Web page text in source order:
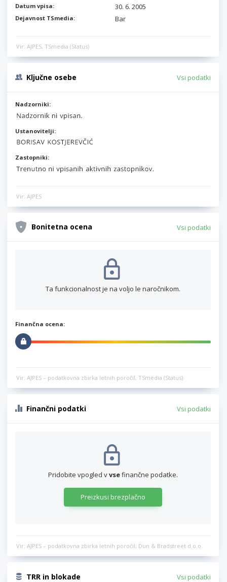
Datum vpisa: 30. 6. 2005
Dejavnost TSmedia: Bar
Vir: AJPES, TSmedia (Status)
Ključne osebe Vsi podatki
Nadzorniki:
Ustanovitelji:
Zastopniki:
Vir: AJPES
Bonitetna ocena Vsi podatki
Ta funkcionalnost je na voljo le naročnikom.
Finančna ocena:
Vir: AJPES – podatkovna zbirka letnih poročil, TSmedia (Status)
Finančni podatki Vsi podatki
Pridobite vpogled vvsefinančne podatke.
Preizkusi brezplačno
Vir: AJPES – podatkovna zbirka letnih poročil, Dun & Bradstreet d.o.o.
TRR in blokade Vsi podatki